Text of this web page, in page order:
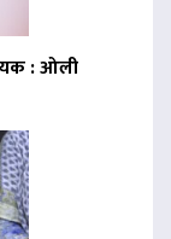
: ओली